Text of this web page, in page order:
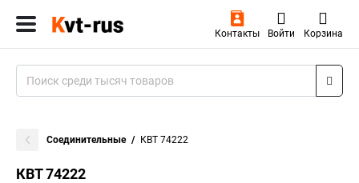
Контакты Войти Корзина
Соединительные КВТ 74222
КВТ 74222